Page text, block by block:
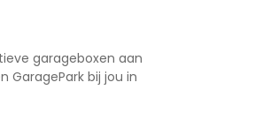
garageboxen aan
GaragePark bij jou in